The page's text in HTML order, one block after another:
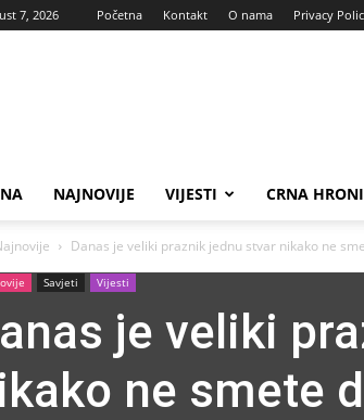
7, 2026 Početna Kontakt O nama Privacy
NAJNOVIJE VIJESTI CRNA
Danas je veliki praznik jednu stvar nikako ne
Savjeti Vijesti
je veliki
ne smete